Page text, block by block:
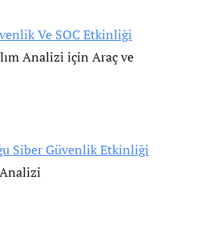
Ve SOC Etkinliği
Analizi için Araç ve
Siber Güvenlik Etkinliği